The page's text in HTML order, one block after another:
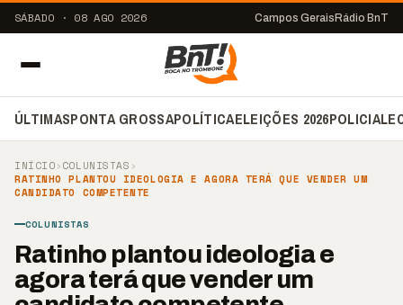
SÁBADO · 08 AGO 2026 Campos Gerais Rádio BnT
ÚLTIMASPONTA GROSSAPOLÍTICAELEIÇÕES 2026POLICIAL
INÍCIO›COLUNISTAS ›
RATINHO PLANTOU IDEOLOGIA E AGORA TERÁ QUE VENDER UM
CANDIDATO COMPETENTE
COLUNISTAS
Ratinho plantou ideologia e
agora terá que vender um